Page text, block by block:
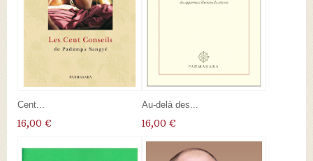
Cent...
16,00 €
Au-delà des...
16,00 €